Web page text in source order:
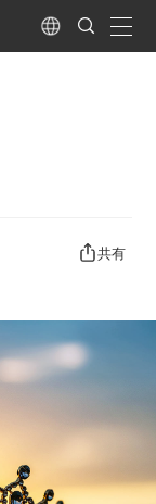
Language
Search
Submit
共有